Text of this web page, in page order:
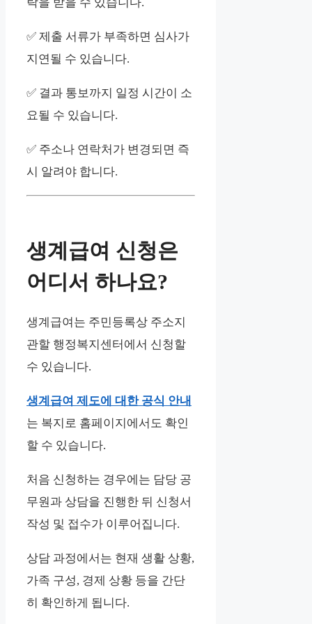
✅ 제출 서류가 부족하면 심사가
지연될 수 있습니다.
✅ 결과 통보까지 일정 시간이 소
요될 수 있습니다.
✅ 주소나 연락처가 변경되면 즉
시 알려야 합니다.
생계급여 신청은
어디서 하나요?
생계급여는 주민등록상 주소지
관할 행정복지센터에서 신청할
수 있습니다.
생계급여 제도에 대한 공식 안내
는 복지로 홈페이지에서도 확인
할 수 있습니다.
처음 신청하는 경우에는 담당 공
무원과 상담을 진행한 뒤 신청서
작성 및 접수가 이루어집니다.
상담 과정에서는 현재 생활 상황,
가족 구성, 경제 상황 등을 간단
히 확인하게 됩니다.